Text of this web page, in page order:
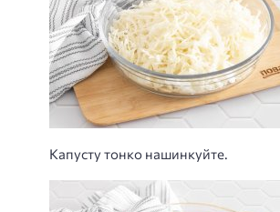
Капусту тонко нашинкуйте.